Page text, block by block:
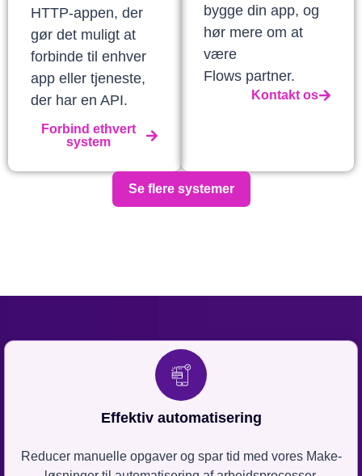
HTTP-appen, der
gør det muligt at
forbinde til enhver
app eller tjeneste,
der har en API.
Forbind ethvert
system
bygge din app, og
hør mere om at
være
Flows partner.
Kontakt os
Se flere systemer
Effektiv automatisering
Reducer manuelle opgaver og spar tid med vores Make-